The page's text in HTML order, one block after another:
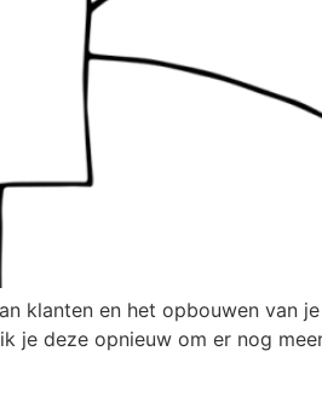
klanten en het opbouwen van
je deze opnieuw om er nog